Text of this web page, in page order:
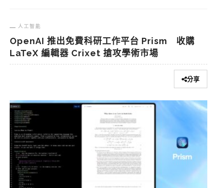
人工智能
OpenAI 推出免費科研工作平台 Prism 收購
LaTeX 編輯器 Crixet 搶攻學術市場
分享